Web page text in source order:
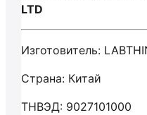
LTD
Изготовитель:
Страна: Китай
ТНВЭД: 9027101000